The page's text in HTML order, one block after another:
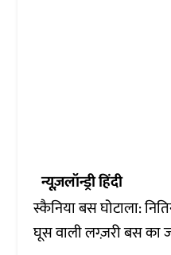
न्यूज़लॉन्ड्री हिंदी
स्कैनिया बस घोटाला:
घूस वाली लग्ज़री बस का